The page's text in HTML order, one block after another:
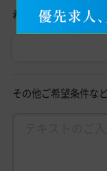
希望勤務地
その他ご希望条件な